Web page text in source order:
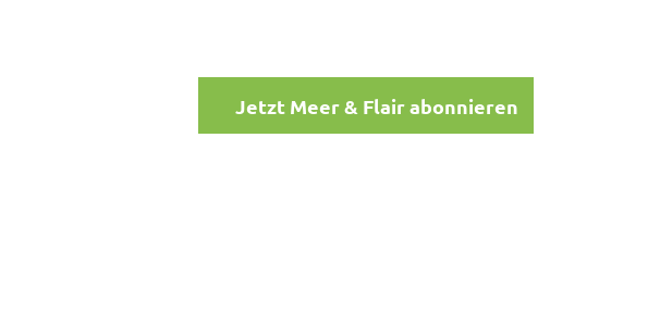
Jetzt Meer & Flair abonnieren